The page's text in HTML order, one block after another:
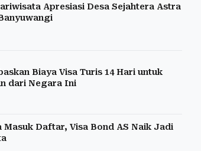
Apresiasi Desa Sejahtera Astra
Biaya Visa Turis 14 Hari untuk
dari Negara Ini
Masuk Daftar, Visa Bond AS Naik Jadi